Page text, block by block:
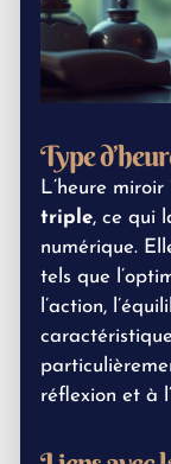
Type
L’heure miroir
triple, ce qui
numérique.
tels que
l’action,
réflexion et à